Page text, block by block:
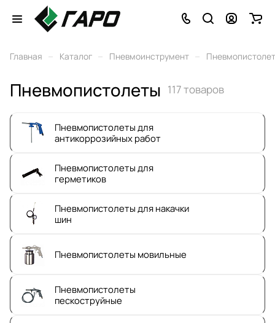
Главная – Каталог – Пневмоинструмент –
Пневмопистолеты 117 товаров
Пневмопистолеты для
антикоррозийных работ
Пневмопистолеты для
герметиков
Пневмопистолеты для накачки
шин
Пневмопистолеты мовильные
Пневмопистолеты
пескоструйные